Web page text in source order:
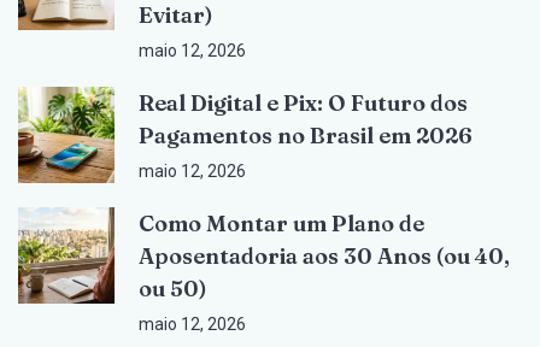
Evitar)
maio 12, 2026
Real Digital e Pix: O Futuro dos
Pagamentos no Brasil em 2026
maio 12, 2026
Como Montar um Plano de
Aposentadoria aos 30 Anos (ou 40,
ou 50)
maio 12, 2026